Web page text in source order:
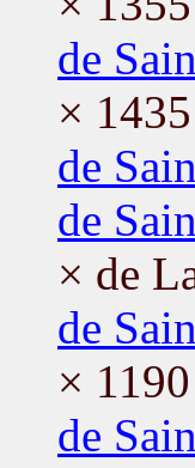
de
×
de
de
× de
de
×
de